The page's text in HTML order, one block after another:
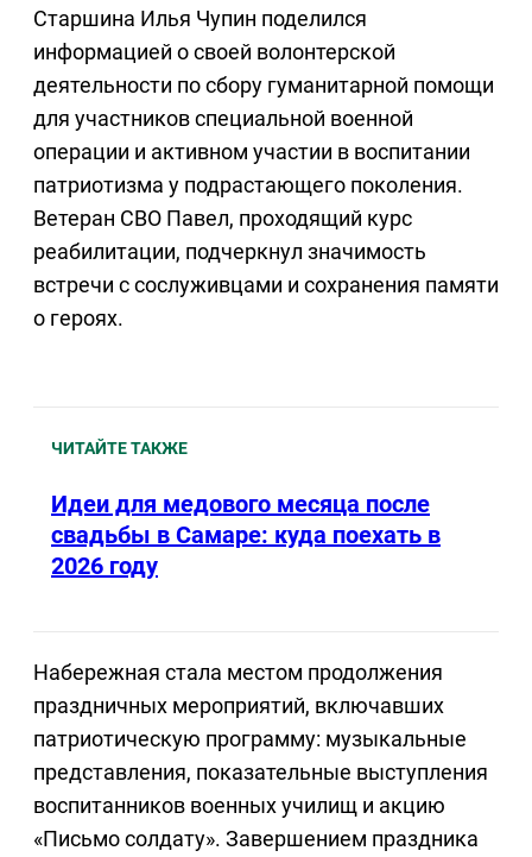
Старшина Илья Чупин поделился
информацией о своей волонтерской
деятельности по сбору гуманитарной помощи
для участников специальной военной
операции и активном участии в воспитании
патриотизма у подрастающего поколения.
Ветеран СВО Павел, проходящий курс
реабилитации, подчеркнул значимость
встречи с сослуживцами и сохранения памяти
о героях.
ЧИТАЙТЕ ТАКЖЕ
Идеи для медового месяца после
свадьбы в Самаре: куда поехать в
2026 году
Набережная стала местом продолжения
праздничных мероприятий, включавших
патриотическую программу: музыкальные
представления, показательные выступления
воспитанников военных училищ и акцию
«Письмо солдату». Завершением праздника